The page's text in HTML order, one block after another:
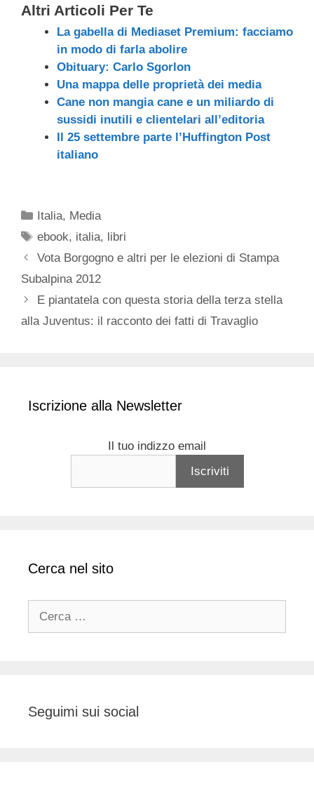
Altri Articoli Per Te
La gabella di Mediaset Premium: facciamo
in modo di farla abolire
Obituary: Carlo Sgorlon
Una mappa delle proprietà dei media
Cane non mangia cane e un miliardo di
sussidi inutili e clientelari all’editoria
Il 25 settembre parte l’Huffington Post
italiano
Categorie
Italia, Media
Tag
ebook, italia, libri
Vota Borgogno e altri per le elezioni di Stampa
Subalpina 2012
E piantatela con questa storia della terza stella
alla Juventus: il racconto dei fatti di Travaglio
Iscrizione alla Newsletter
Il tuo indizzo email
Cerca nel sito
Seguimi sui social